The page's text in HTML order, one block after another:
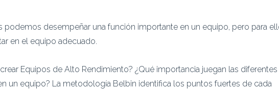
podemos desempeñar una función importante en un equipo, pero para
en el equipo adecuado.
Equipos de Alto Rendimiento? ¿Qué importancia juegan las diferentes
un equipo? La metodología Belbin identifica los puntos fuertes de cada